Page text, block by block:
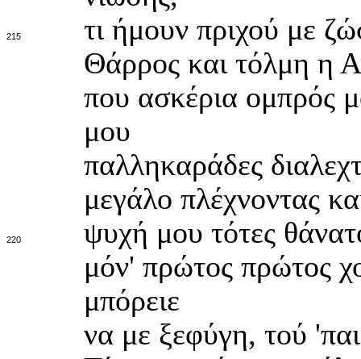
215
τι ήμουν πριχού με
Θάρρος και τόλμη η
που ασκέρια ομπρός
μου
παλληκαράδες
μεγάλο πλέχνοντας
220
ψυχή μου τότες
μόν' πρώτος πρώτος
μπόρειε
να με ξεφύγη, τού